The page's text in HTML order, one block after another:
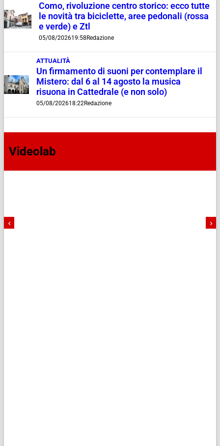
Como, rivoluzione centro storico: ecco tutte
le novità tra biciclette, aree pedonali (rossa
e verde) e Ztl
05/08/202619:58 Redazione
ATTUALITÀ
Un firmamento di suoni per contemplare il
Mistero: dal 6 al 14 agosto la musica
risuona in Cattedrale (e non solo)
05/08/202618:22Redazione
Videolab
‹ ›